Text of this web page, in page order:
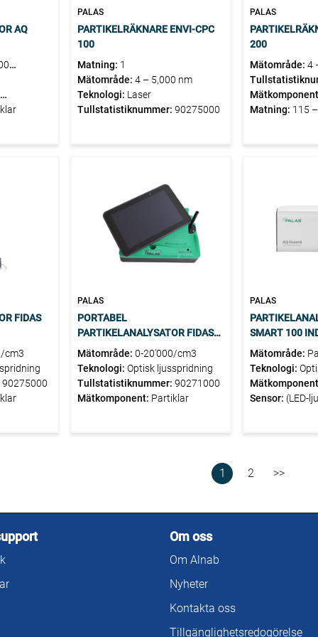
AQ
PALAS
PARTIKELRÄKNARE ENVI-CPC
100
Matning: 1
Mätområde: 4 – 5,000 nm
Teknologi: Laser
Tullstatistiknummer: 90275000
PALAS
200
Mätområde: 4
Matning: 115
FIDAS
cm3
90275000
PALAS
PORTABEL
PARTIKELANALYSATOR FIDAS
FROG
Mätområde: 0-20’000/cm3
Teknologi: Optisk ljusspridning
Tullstatistiknummer: 90271000
Mätkomponent: Partiklar
PALAS
SMART 100
Mätområde:
0,175 – 20 µm
IAHP-paket)
Teknologi:
på enskilda
elektrokemiska
PM₄, PM₁₀, CN,
Sensor: (LED-
1 2 >>
Om oss
Om Alnab
Nyheter
Kontakta oss
Tillgänglighetsredogörelse